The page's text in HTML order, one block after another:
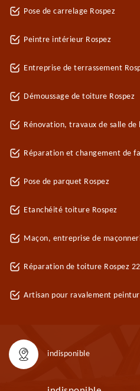
Pose de carrelage Rospez
Peintre intérieur Rospez
Entreprise de terrassement
Démoussage de toiture Rospez
Rénovation, travaux de salle de
Réparation et changement de
Pose de parquet Rospez
Etanchéité toiture Rospez
Maçon, entreprise de
Réparation de toiture Rospez
Artisan pour ravalement
indisponible